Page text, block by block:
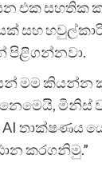
එක සහතික
සහ
පිළිගන්නවා.
මම කියන්න
මිනිස්
තාක්ෂණය
කරගනිමු.”